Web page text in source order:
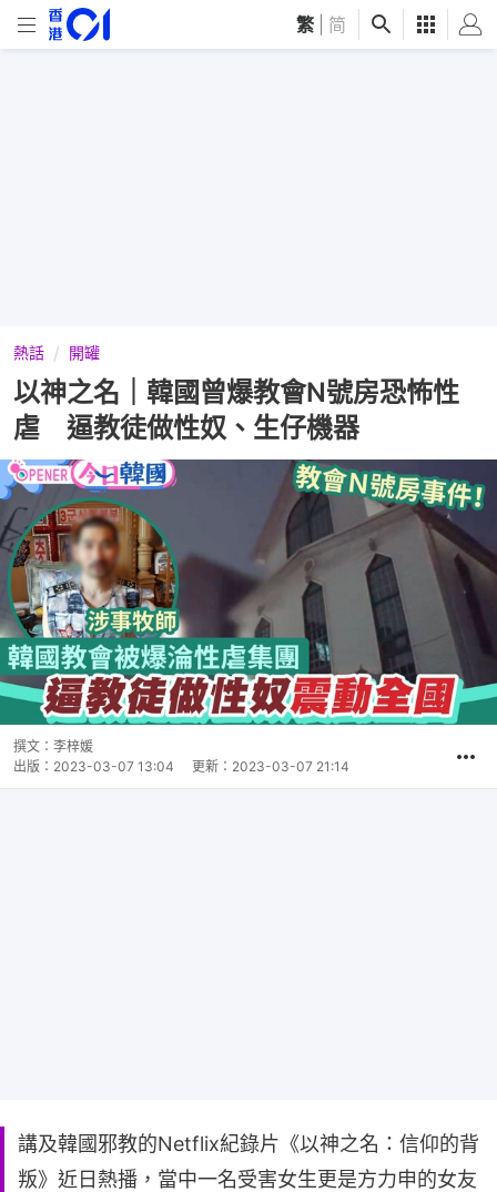
繁 简
熱話 開罐
以神之名｜韓國曾爆教會N號房恐怖性
虐 逼教徒做性奴、生仔機器
撰文： 李梓媛
出版： 2023-03-07 13:04 更新： 2023-03-07 21:14
講及韓國邪教的Netflix紀錄片《以神之名：信仰的背
叛》近日熱播，當中一名受害女生更是方力申的女友